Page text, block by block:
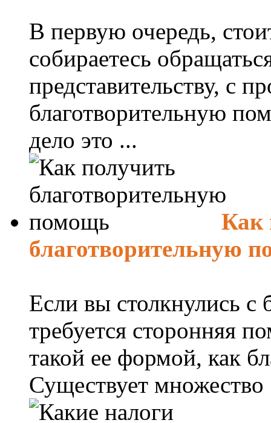
В первую очередь,
собираетесь
представительству, с
благотворительную
дело это ...
Как
благотворительную
Если вы столкнулись с
требуется сторонняя
такой ее формой, как
Существует множество